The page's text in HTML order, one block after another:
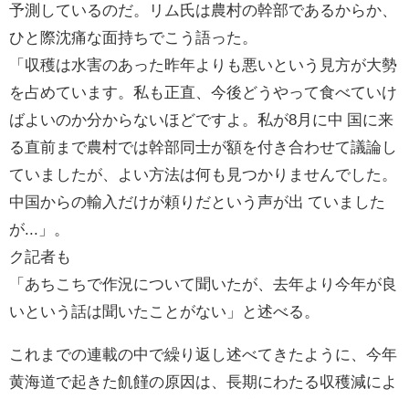
予測しているのだ。リム氏は農村の幹部であるからか、
ひと際沈痛な面持ちでこう語った。
「収穫は水害のあった昨年よりも悪いという見方が大勢
を占めています。私も正直、今後どうやって食べていけ
ばよいのか分からないほどですよ。私が8月に中 国に来
る直前まで農村では幹部同士が額を付き合わせて議論し
ていましたが、よい方法は何も見つかりませんでした。
中国からの輸入だけが頼りだという声が出 ていました
が...」。
ク記者も
「あちこちで作況について聞いたが、去年より今年が良
いという話は聞いたことがない」と述べる。
これまでの連載の中で繰り返し述べてきたように、今年
黄海道で起きた飢饉の原因は、長期にわたる収穫減によ